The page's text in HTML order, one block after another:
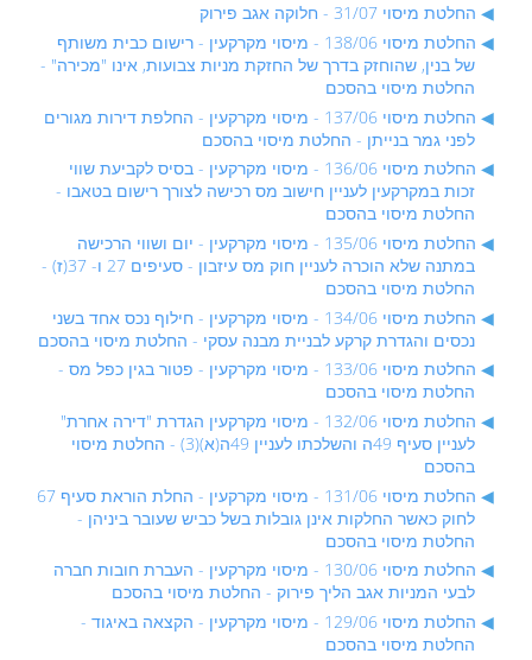
החלטת מיסוי 31/07 - חלוקה אגב פירוק
החלטת מיסוי 138/06 - מיסוי מקרקעין - רישום כבית משותף
של בנין, שהוחזק בדרך של החזקת מניות צבועות, אינו "מכירה" -
החלטת מיסוי בהסכם
החלטת מיסוי 137/06 - מיסוי מקרקעין - החלפת דירות מגורים
לפני גמר בנייתן - החלטת מיסוי בהסכם
החלטת מיסוי 136/06 - מיסוי מקרקעין - בסיס לקביעת שווי
זכות במקרקעין לעניין חישוב מס רכישה לצורך רישום בטאבו -
החלטת מיסוי בהסכם
החלטת מיסוי 135/06 - מיסוי מקרקעין - יום ושווי הרכישה
במתנה שלא הוכרה לעניין חוק מס עיזבון - סעיפים 27 ו- 37(ז) -
החלטת מיסוי בהסכם
החלטת מיסוי 134/06 - מיסוי מקרקעין - חילוף נכס אחד בשני
נכסים והגדרת קרקע לבניית מבנה עסקי - החלטת מיסוי בהסכם
החלטת מיסוי 133/06 - מיסוי מקרקעין - פטור בגין כפל מס -
החלטת מיסוי בהסכם
החלטת מיסוי 132/06 - מיסוי מקרקעין הגדרת "דירה אחרת"
לעניין סעיף 49ה והשלכתו לעניין 49ה(א)(3) - החלטת מיסוי
בהסכם
החלטת מיסוי 131/06 - מיסוי מקרקעין - החלת הוראת סעיף 67
לחוק כאשר החלקות אינן גובלות בשל כביש שעובר ביניהן -
החלטת מיסוי בהסכם
החלטת מיסוי 130/06 - מיסוי מקרקעין - העברת חובות חברה
לבעי המניות אגב הליך פירוק - החלטת מיסוי בהסכם
החלטת מיסוי 129/06 - מיסוי מקרקעין - הקצאה באיגוד -
החלטת מיסוי בהסכם